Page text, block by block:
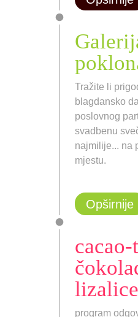
Tražite li
blagdansko
poslovnog
svadbenu
najmilije... na
mjestu.
Opširnije
cacao-
lizalice
program